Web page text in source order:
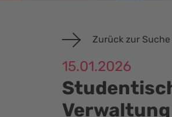
Zurück zur Suche
15.01.2026
Verwaltung